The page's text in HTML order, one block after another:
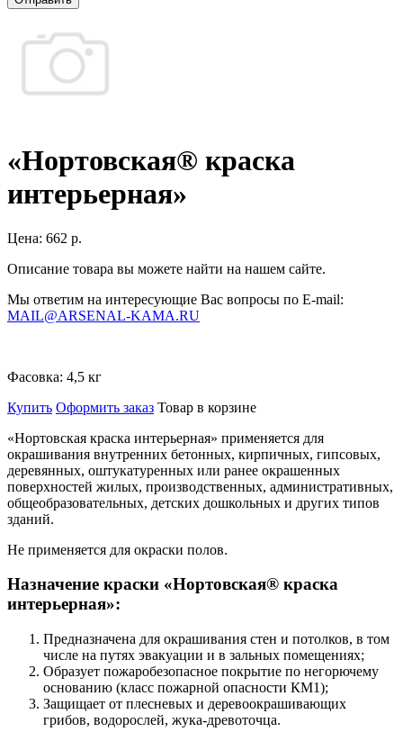
«Нортовская® краска
интерьерная»
Цена: 662 р.
Описание товара вы можете найти на нашем сайте.
Мы ответим на интересующие Вас вопросы по E-mail:
MAIL@ARSENAL-KAMA.RU
Фасовка: 4,5 кг
Купить Оформить заказ Товар в корзине
«Нортовская краска интерьерная» применяется для
окрашивания внутренних бетонных, кирпичных, гипсовых,
деревянных, оштукатуренных или ранее окрашенных
поверхностей жилых, производственных, административных,
общеобразовательных, детских дошкольных и других типов
зданий.
Не применяется для окраски полов.
Назначение краски «Нортовская® краска
интерьерная»:
Предназначена для окрашивания стен и потолков, в том
числе на путях эвакуации и в зальных помещениях;
Образует пожаробезопасное покрытие по негорючему
основанию (класс пожарной опасности КМ1);
Защищает от плесневых и деревоокрашивающих
грибов, водорослей, жука-древоточца.